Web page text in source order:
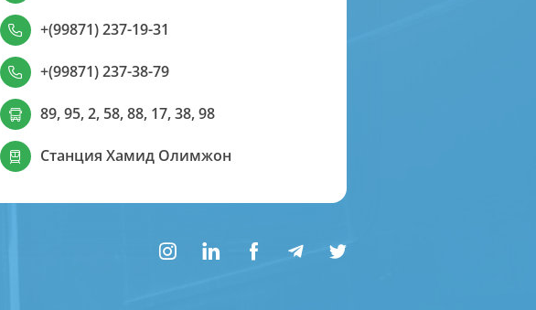
+(99871) 237-19-31
+(99871) 237-38-79
89, 95, 2, 58, 88, 17, 38, 98
Станция Хамид Олимжон